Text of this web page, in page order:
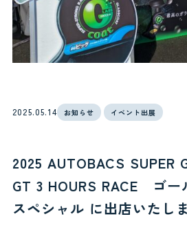
2025.05.14 お知らせ イベント出展
2025 AUTOBACS SUPER
GT 3 HOURS RACE ゴー
スペシャル に出店いたし